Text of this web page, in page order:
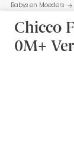
Babys en Moeders
Chicco
0M+